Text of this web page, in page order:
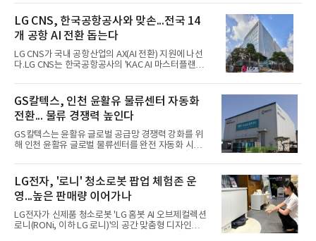
사가 2025
견인했다.LS에코에너지는 5일 2026년 상반기 매출
6358억원, 영업이익 454억원을 기록했다고 밝혔다.
지난해 상반기 대비 매출은 32.8%, 영업이익은
16.5% 각각 증가했으며, 매출과 영업이익 모두 반기
기준 역대 최대치를 새로 썼다. 상반기에만 지난해 연
간 매출(9601억원)의 약 66%를 달성하며 사상 첫 연
매출 1조원 돌파를 눈앞에 뒀다.사상 최대 실적은 유
확대와 인공지능(A
LG CNS, 한국공항공사와 맞손...전국 14
개 공항 AI 전환 돕는다
LG CNS가 국내 공항산업의 AX(AI 전환) 지원에 나선
다.LG CNS는 한국공항공사의 'KAC AI 마스터플랜
업은 김포·김해·제주 등 전국 14개 공항 운영 전반에
AI를 적용하기 위한 중장기 전략과 실행 로드맵을 마
련하는 프로젝트다. LG CNS는 AI를 활용한 △공항 운
영 최적화 △고객 서비스 혁신 △안전관리 체계 구축
등 핵심 서비스 발굴에 나선다. AI 전략 컨설팅부터 AI·
데이터 아키텍처 설계, AI 거버넌스 구축, 기술검증
(PoC), 후속 사업 실행계획 수립까지 전 과정을 수행
원의 음성
GS칼텍스, 인천 윤활유 물류센터 자동화
전환... 물류 경쟁력 높인다
GS칼텍스는 윤활유 글로벌 공급망 경쟁력 강화를 위
해 인천 윤활유 글로벌 물류센터를 완전 자동화 시설
취급 창고 최초로 4방향 셔틀형 자동 입출고 시스템
(AS/RS)을 도입해 내년 초부터 입출고 전 과정을 자
동화한다. 제한된 공간에서도 고밀도 물류 운영이 가
능해져 효율성과 안전성을 높일 것으로 기대된다.4방
향 셔틀형 자동 입출고 시스템은 셔틀이 랙 내부를 전·
후·좌·우로 이동하며 파렛트를 자동으로 입출고하는
방식이다. 기존 단방향 시스템보다 공간 활용도가 높
LG전자, '로니' 청소로봇 팝업 체험존 운
영...높은 판매량 이어가나
LG전자가 신제품 청소로봇 'LG 홈봇 AI 오브제컬렉션
로니(RONi, 이하 LG 로니)'의 공간 맞춤형 디자인과